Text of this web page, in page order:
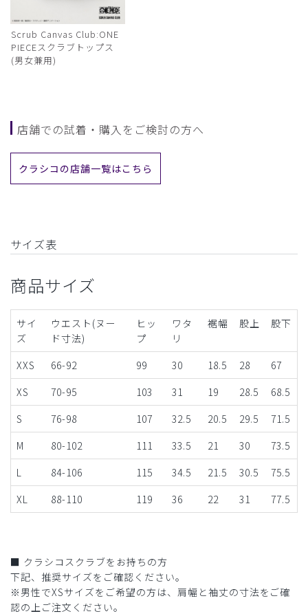
Scrub Canvas Club:ONE
PIECEスクラブトップス
(男女兼用)
店舗での試着・購入をご検討の方へ
クラシコの店舗一覧はこちら
サイズ表
商品サイズ
サイ
ズ
ウエスト(ヌー
ド寸法)
ヒッ
プ
ワタ
リ
裾幅 股上 股下
XXS 66-92 99 30 18.5 28
67
XS
70-95 103 31 19 28.5
68.5
S
76-98 107 32.5 20.5 29.5
71.5
M
80-102 111 33.5 21 30
73.5
L
84-106 115 34.5 21.5 30.5
75.5
XL
88-110 119 36 22 31 77.5
■ クラシコスクラブをお持ちの方
下記、推奨サイズをご確認ください。
※男性でXSサイズをご希望の方は、肩幅と袖丈の寸法をご確
認の上ご注文ください。